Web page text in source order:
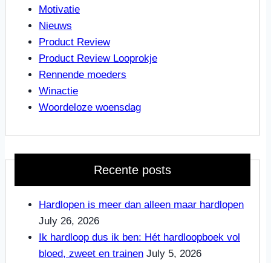
Motivatie
Nieuws
Product Review
Product Review Looprokje
Rennende moeders
Winactie
Woordeloze woensdag
Recente posts
Hardlopen is meer dan alleen maar hardlopen
July 26, 2026
Ik hardloop dus ik ben: Hét hardloopboek vol
bloed, zweet en trainen July 5, 2026